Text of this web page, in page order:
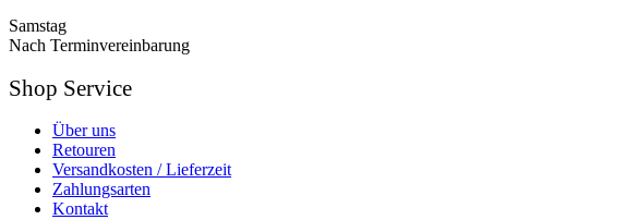
Samstag
Nach Terminvereinbarung
Shop Service
Über uns
Retouren
Versandkosten / Lieferzeit
Zahlungsarten
Kontakt